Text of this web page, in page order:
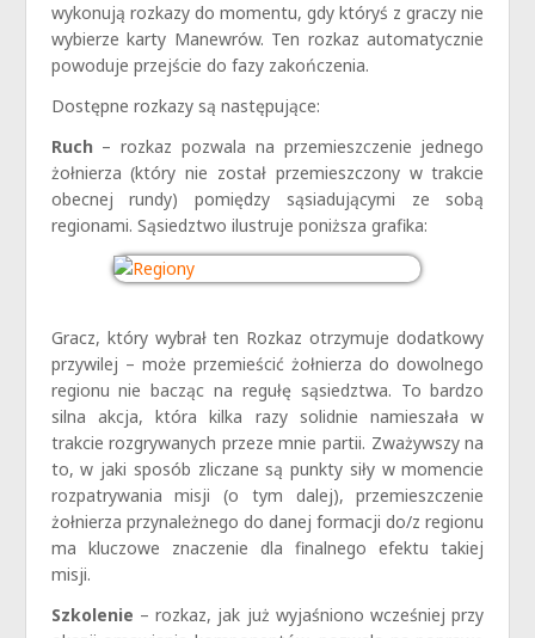
wykonują rozkazy do momentu, gdy któryś z graczy nie
wybierze karty Manewrów. Ten rozkaz automatycznie
powoduje przejście do fazy zakończenia.
Dostępne rozkazy są następujące:
Ruch– rozkaz pozwala na przemieszczenie jednego
żołnierza (który nie został przemieszczony w trakcie
obecnej rundy) pomiędzy sąsiadującymi ze sobą
regionami. Sąsiedztwo ilustruje poniższa grafika:
Gracz, który wybrał ten Rozkaz otrzymuje dodatkowy
przywilej – może przemieścić żołnierza do dowolnego
regionu nie bacząc na regułę sąsiedztwa. To bardzo
silna akcja, która kilka razy solidnie namieszała w
trakcie rozgrywanych przeze mnie partii. Zważywszy na
to, w jaki sposób zliczane są punkty siły w momencie
rozpatrywania misji (o tym dalej), przemieszczenie
żołnierza przynależnego do danej formacji do/z regionu
ma kluczowe znaczenie dla finalnego efektu takiej
misji.
Szkolenie – rozkaz, jak już wyjaśniono wcześniej przy